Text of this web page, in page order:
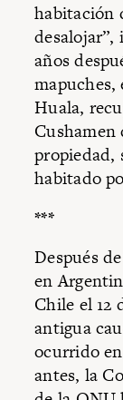
habitación
años
mapuches,
Huala,
propiedad,
habitado
***
Después
en
Chile el 12
antigua
ocurrido
antes, la